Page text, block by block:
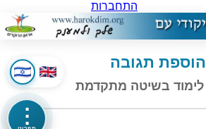
התחברות
⋮
הוספת תגובה
לימוד בשיטה מתקדמת